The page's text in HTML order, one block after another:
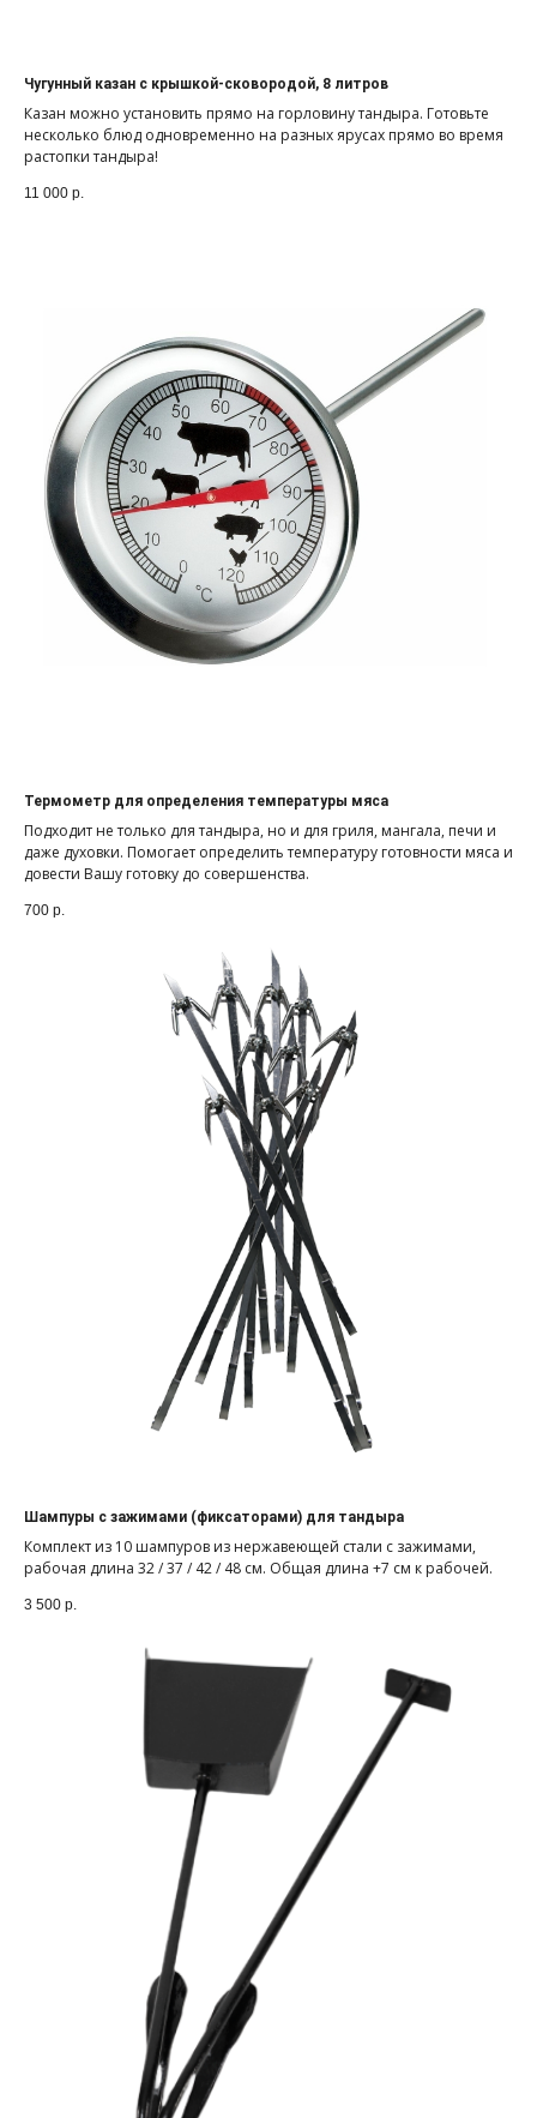
Чугунный казан с крышкой-сковородой, 8 литров
Казан можно установить прямо на горловину тандыра. Готовьте
несколько блюд одновременно на разных ярусах прямо во время
растопки тандыра!
11 000 р.
Термометр для определения температуры мяса
Подходит не только для тандыра, но и для гриля, мангала, печи и
даже духовки. Помогает определить температуру готовности мяса и
довести Вашу готовку до совершенства.
700 р.
Шампуры с зажимами (фиксаторами) для тандыра
Комплект из 10 шампуров из нержавеющей стали с зажимами,
рабочая длина 32 / 37 / 42 / 48 см. Общая длина +7 см к рабочей.
3 500 р.